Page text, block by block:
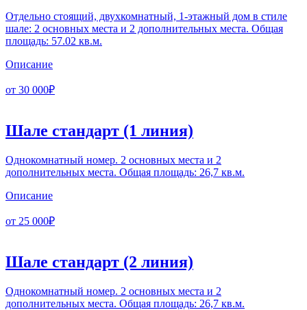
Отдельно стоящий, двухкомнатный, 1-этажный дом в стиле
шале: 2 основных места и 2 дополнительных места. Общая
площадь: 57.02 кв.м.
Описание
от 30 000₽
Шале стандарт (1 линия)
Однокомнатный номер. 2 основных места и 2
дополнительных места. Общая площадь: 26,7 кв.м.
Описание
от 25 000₽
Шале стандарт (2 линия)
Однокомнатный номер. 2 основных места и 2
дополнительных места. Общая площадь: 26,7 кв.м.